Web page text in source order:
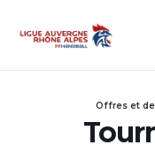
Offres et